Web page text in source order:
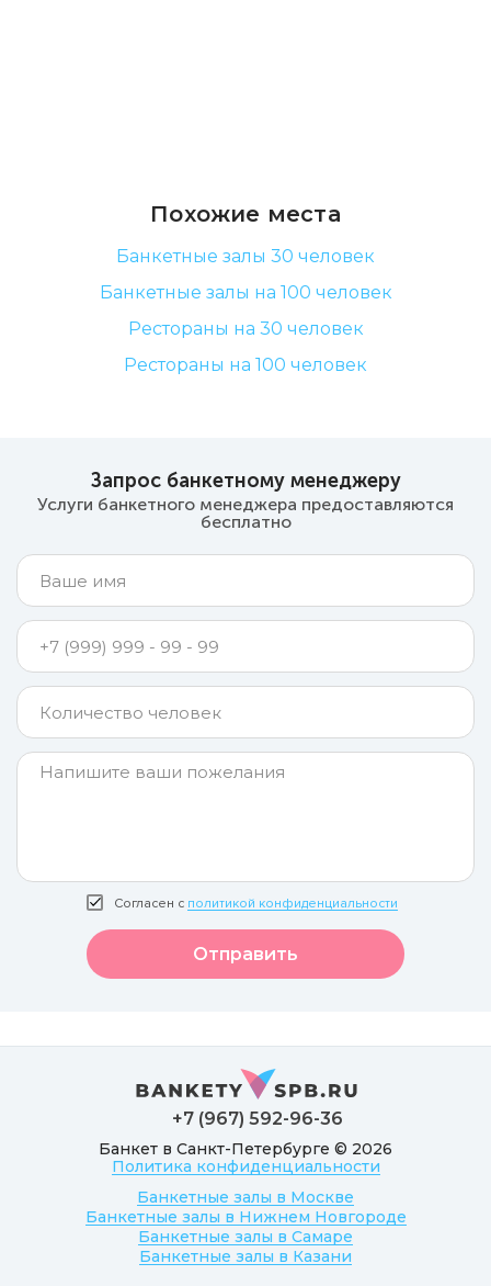
Похожие места
Банкетные залы 30 человек
Банкетные залы на 100 человек
Рестораны на 30 человек
Рестораны на 100 человек
Запрос банкетному менеджеру
Услуги банкетного менеджера предоставляются
бесплатно
Согласен с политикой конфиденциальности
Отправить
Банкет в Санкт-Петербурге © 2026
Политика конфиденциальности
Банкетные залы в Москве
Банкетные залы в Нижнем Новгороде
Банкетные залы в Самаре
Банкетные залы в Казани
+7 (967) 592-96-36